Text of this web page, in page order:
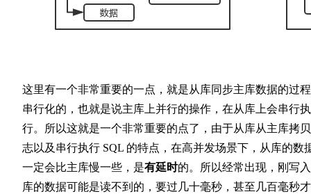
这里有一个非常重要的一点，就是从库同步主库数据的过
串行化的，也就是说主库上并行的操作，在从库上会串行执
行。所以这就是一个非常重要的点了，由于从库从主库拷
志以及串行执行 SQL 的特点，在高并发场景下，从库的数
一定会比主库慢一些，是有延时的。所以经常出现，刚写
库的数据可能是读不到的，要过几十毫秒，甚至几百毫秒